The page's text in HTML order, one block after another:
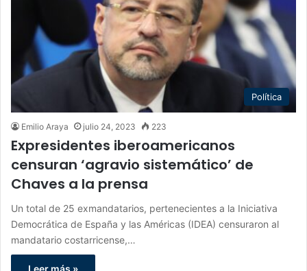
Política
Emilio Araya julio 24, 2023 223
Expresidentes iberoamericanos
censuran ‘agravio sistemático’ de
Chaves a la prensa
Un total de 25 exmandatarios, pertenecientes a la Iniciativa
Democrática de España y las Américas (IDEA) censuraron al
mandatario costarricense,…
Leer más »